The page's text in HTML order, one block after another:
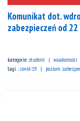
Komunikat dot.
zabezpieczeń od
kategorie: student
wiadomości
tagi : covid-19 poziom